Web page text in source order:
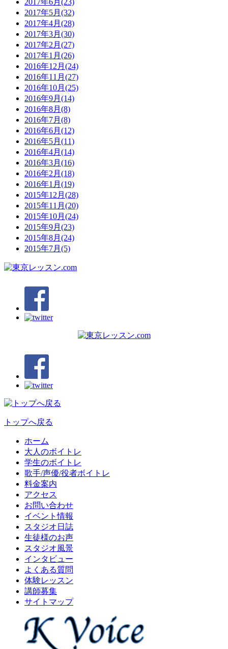
2017年6月(23)
2017年5月(32)
2017年4月(28)
2017年3月(30)
2017年2月(27)
2017年1月(26)
2016年12月(24)
2016年11月(27)
2016年10月(25)
2016年9月(14)
2016年8月(8)
2016年7月(8)
2016年6月(12)
2016年5月(11)
2016年4月(14)
2016年3月(16)
2016年2月(18)
2016年1月(19)
2015年12月(28)
2015年11月(20)
2015年10月(24)
2015年9月(23)
2015年8月(24)
2015年7月(5)
トップへ戻る
ホーム
大人のボイトレ
学生のボイトレ
歌手/声優/役者ボイトレ
料金案内
アクセス
お問い合わせ
イベント情報
スタジオ日誌
生徒様のお声
スタジオ風景
インタビュー
よくある質問
体験レッスン
講師募集
サイトマップ